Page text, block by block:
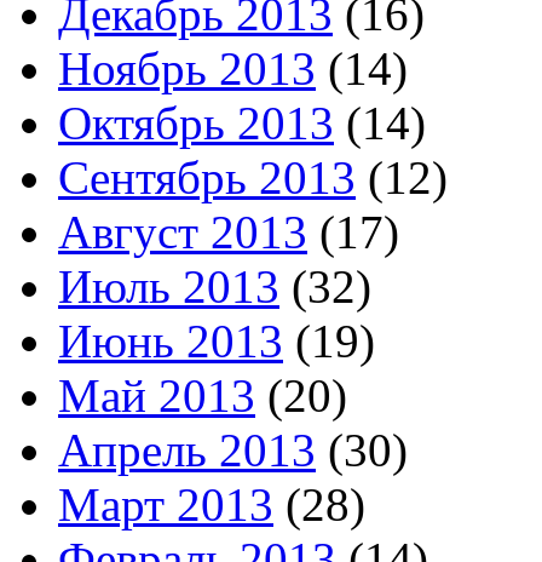
Декабрь 2013 (16)
Ноябрь 2013 (14)
Октябрь 2013 (14)
Сентябрь 2013 (12)
Август 2013 (17)
Июль 2013 (32)
Июнь 2013 (19)
Май 2013 (20)
Апрель 2013 (30)
Март 2013 (28)